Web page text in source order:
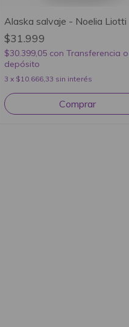
Alaska salvaje - Noelia Liotti
$31.999
$30.399,05 con Transferencia o
depósito
3 x $10.666,33 sin interés